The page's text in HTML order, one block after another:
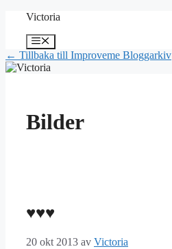
Hoppa
innehåll
Victoria
Meny
← Tillbaka till Improveme Bloggarkiv
Bilder
♥♥♥
20 okt 2013 av Victoria